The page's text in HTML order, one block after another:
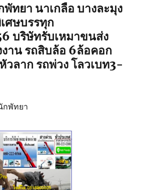
ทยา นาเกลือ บางละมุง
ศษบรรทุก
บริษัทรับเหมาขนส่ง
งาน รถสิบล้อ 6ล้อคอก
วลาก รถพ่วง โลวเบท3-
กพัทยา